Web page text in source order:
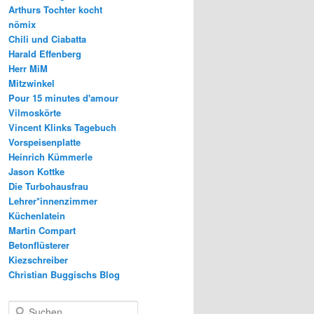
Arthurs Tochter kocht
nömix
Chili und Ciabatta
Harald Effenberg
Herr MiM
Mitzwinkel
Pour 15 minutes d'amour
Vilmoskörte
Vincent Klinks Tagebuch
Vorspeisenplatte
Heinrich Kümmerle
Jason Kottke
Die Turbohausfrau
Lehrer*innenzimmer
Küchenlatein
Martin Compart
Betonflüsterer
Kiezschreiber
Christian Buggischs Blog